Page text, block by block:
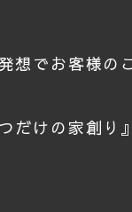
想でお客様の
だけの家創り